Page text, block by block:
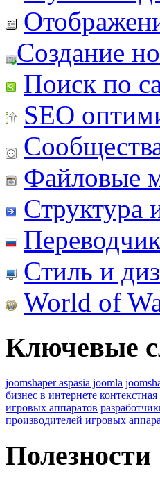
Создание
Поиск по
SEO
Файловые
Структура
Стиль и
World of
Ключевые
joomshaper aspasia joomla
бизнес в интернете
игровых аппаратов
производителей игровых
Полезности